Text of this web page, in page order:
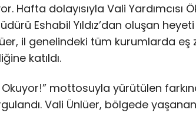
Hafta dolayısıyla Vali Yardımcısı
Eshabil Yıldız’dan oluşan
il genelindeki tüm kurumlarda eş
katıldı.
mottosuyla yürütülen
Vali Ünlüer, bölgede